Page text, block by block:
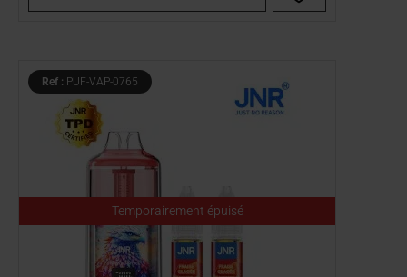
Ref : PUF-VAP-0765
Temporairement épuisé